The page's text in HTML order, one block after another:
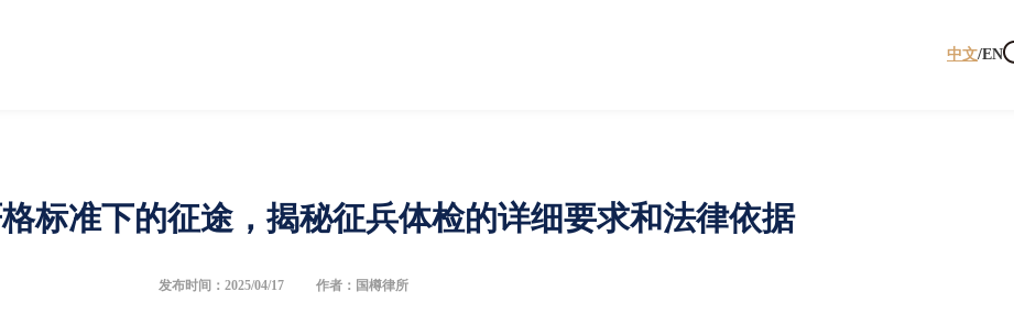
中文/EN
格标准下的征途，揭秘征兵体检的详细要求和法律依据
发布时间：2025/04/17 作者：国樽律所